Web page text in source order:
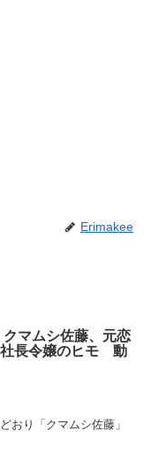
Erimakee
マムシ佐藤、元恋
社長令嬢のヒモ 動
おり「クマムシ佐藤」